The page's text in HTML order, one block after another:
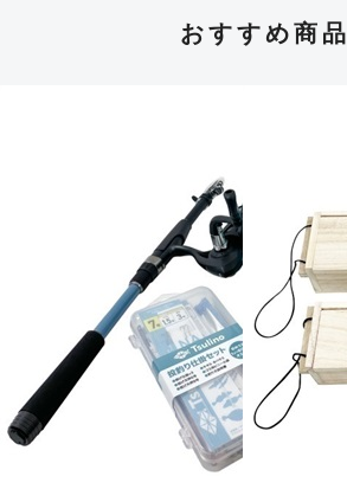
おすすめ商品